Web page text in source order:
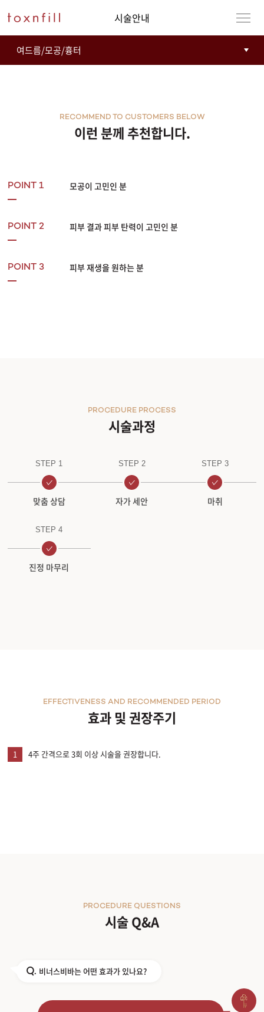
시술안내
이런 분께 추천합니다.
RECOMMEND TO CUSTOMERS BELOW
POINT 1 모공이 고민인 분
POINT 2 피부 결과 피부 탄력이 고민인 분
POINT 3 피부 재생을 원하는 분
시술과정
PROCEDURE PROCESS
STEP 1
맞춤 상담
STEP 2
자가 세안
STEP 3
마취
STEP 4
진정 마무리
효과 및 권장주기
EFFECTIVENESS AND RECOMMENDED PERIOD
1 4주 간격으로 3회 이상 시술을 권장합니다.
시술 Q&A
PROCEDURE QUESTIONS
Q. 비너스비바는 어떤 효과가 있나요?